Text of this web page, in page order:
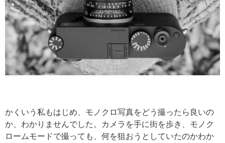
かくいう私もはじめ、モノクロ写真をどう撮ったら良いの
か、わかりませんでした。カメラを手に街を歩き、モノク
ロームモードで撮っても、何を狙おうとしていたのかわか